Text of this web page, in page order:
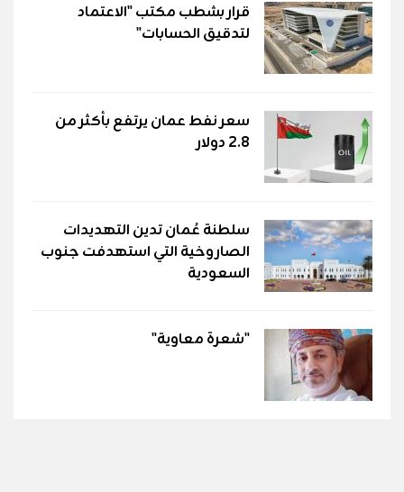
قرار بشطب مكتب "الاعتماد
لتدقيق الحسابات"
سعر نفط عمان يرتفع بأكثر من
2.8 دولار
سلطنة عُمان تدين التهديدات
الصاروخية التي استهدفت جنوب
السعودية
"شعرة معاوية"